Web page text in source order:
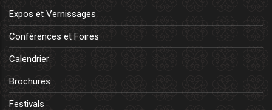
Expos et Vernissages
Conférences et Foires
Calendrier
Brochures
Festivals